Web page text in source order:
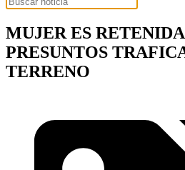
MUJER ES
PRESUNTOS
TERRENO